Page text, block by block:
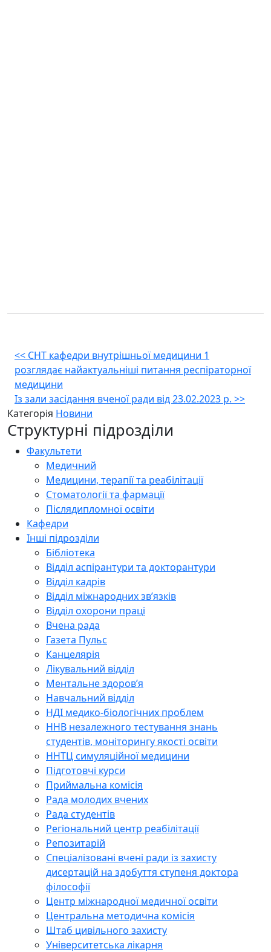
Навігація
записів
<< СНТ кафедри внутрішньої медицини 1
розглядає найактуальніші питання респіраторної
медицини
Із зали засідання вченої ради від 23.02.2023 р. >>
Категорія Новини
Структурні підрозділи
Факультети
Медичний
Медицини, терапії та реабілітації
Стоматології та фармації
Післядипломної освіти
Кафедри
Інші підрозділи
Бібліотека
Відділ аспірантури та докторантури
Відділ кадрів
Відділ міжнародних зв’язків
Відділ охорони праці
Вчена рада
Газета Пульс
Канцелярія
Лікувальний відділ
Ментальне здоров’я
Навчальний відділ
НДІ медико-біологічних проблем
ННВ незалежного тестування знань
студентів, моніторингу якості освіти
ННТЦ симуляційної медицини
Підготовчі курси
Приймальна комісія
Рада молодих вчених
Рада студентів
Регіональний центр реабілітації
Репозитарій
Спеціалізовані вчені ради із захисту
дисертацій на здобуття ступеня доктора
філософії
Центр міжнародної медичної освіти
Центральна методична комісія
Штаб цивільного захисту
Університетська лікарня